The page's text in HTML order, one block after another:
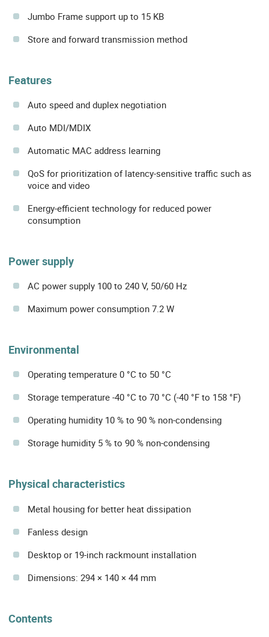
Jumbo Frame support up to 15 KB
Store and forward transmission method
Features
Auto speed and duplex negotiation
Auto MDI/MDIX
Automatic MAC address learning
QoS for prioritization of latency-sensitive traffic such as
voice and video
Energy-efficient technology for reduced power
consumption
Power supply
AC power supply 100 to 240 V, 50/60 Hz
Maximum power consumption 7.2 W
Environmental
Operating temperature 0 °C to 50 °C
Storage temperature -40 °C to 70 °C (-40 °F to 158 °F)
Operating humidity 10 % to 90 % non-condensing
Storage humidity 5 % to 90 % non-condensing
Physical characteristics
Metal housing for better heat dissipation
Fanless design
Desktop or 19-inch rackmount installation
Dimensions: 294 × 140 × 44 mm
Contents